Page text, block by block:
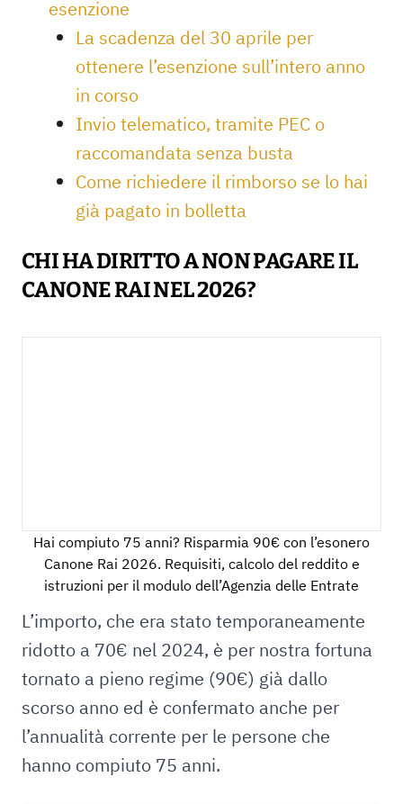
esenzione
La scadenza del 30 aprile per
ottenere l’esenzione sull’intero anno
in corso
Invio telematico, tramite PEC o
raccomandata senza busta
Come richiedere il rimborso se lo hai
già pagato in bolletta
CHI HA DIRITTO A NON PAGARE IL
CANONE RAI NEL 2026?
Hai compiuto 75 anni? Risparmia 90€ con l’esonero
Canone Rai 2026. Requisiti, calcolo del reddito e
istruzioni per il modulo dell’Agenzia delle Entrate
L’importo, che era stato temporaneamente
ridotto a 70€ nel 2024, è per nostra fortuna
tornato a pieno regime (90€) già dallo
scorso anno ed è confermato anche per
l’annualità corrente per le persone che
hanno compiuto 75 anni.